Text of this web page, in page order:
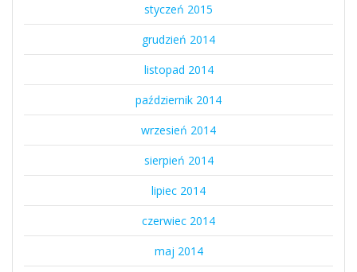
styczeń 2015
grudzień 2014
listopad 2014
październik 2014
wrzesień 2014
sierpień 2014
lipiec 2014
czerwiec 2014
maj 2014